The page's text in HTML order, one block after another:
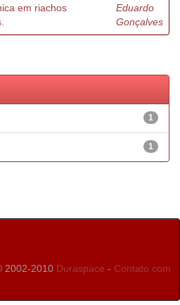
em riachos
Eduardo
Gonçalves
1
1
2002-2010 Duraspace - Contato com